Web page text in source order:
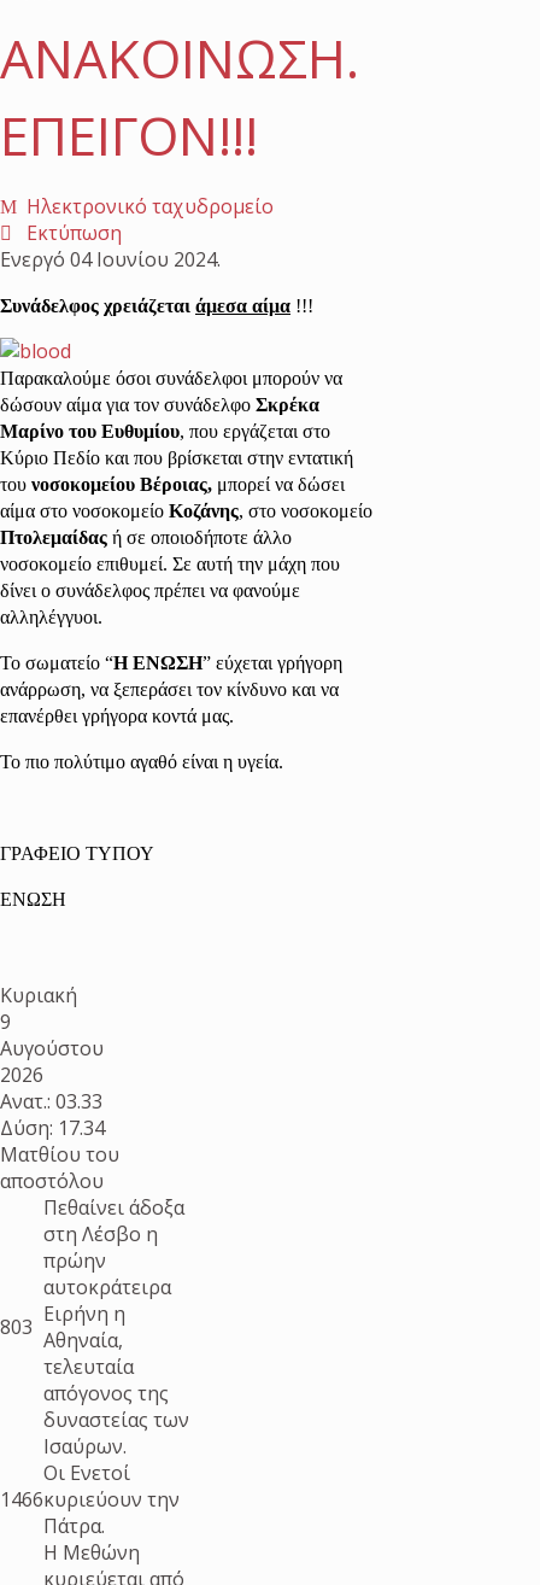
ΑΝΑΚΟΙΝΩΣΗ.
ΕΠΕΙΓΟΝ!!!
Ηλεκτρονικό ταχυδρομείο
Εκτύπωση
Ενεργό 04 Ιουνίου 2024.
Συνάδελφος χρειάζεται άμεσα αίμα !!!
Παρακαλούμε όσοι συνάδελφοι μπορούν να
δώσουν αίμα για τον συνάδελφο Σκρέκα
Μαρίνο του Ευθυμίου, που εργάζεται στο
Κύριο Πεδίο και που βρίσκεται στην εντατική
του νοσοκομείου Βέροιας, μπορεί να δώσει
αίμα στο νοσοκομείο Κοζάνης, στο νοσοκομείο
Πτολεμαίδας ή σε οποιοδήποτε άλλο
νοσοκομείο επιθυμεί. Σε αυτή την μάχη που
δίνει ο συνάδελφος πρέπει να φανούμε
αλληλέγγυοι.
Το σωματείο “Η ΕΝΩΣΗ” εύχεται γρήγορη
ανάρρωση, να ξεπεράσει τον κίνδυνο και να
επανέρθει γρήγορα κοντά μας.
Το πιο πολύτιμο αγαθό είναι η υγεία.
ΓΡΑΦΕΙΟ ΤΥΠΟΥ
ΕΝΩΣΗ
Κυριακή
9
Αυγούστου
2026
Ανατ.: 03.33
Δύση: 17.34
Ματθίου του
αποστόλου
803
Πεθαίνει άδοξα
στη Λέσβο η
πρώην
αυτοκράτειρα
Ειρήνη η
Αθηναία,
τελευταία
απόγονος της
δυναστείας των
Ισαύρων.
1466
Οι Ενετοί
κυριεύουν την
Πάτρα.
Η Μεθώνη
κυριεύεται από